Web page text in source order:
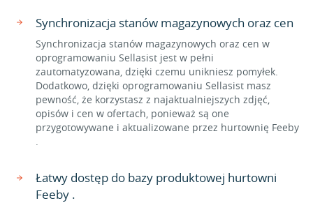
Synchronizacja stanów magazynowych oraz cen
Synchronizacja stanów magazynowych oraz cen w
oprogramowaniu Sellasist jest w pełni
zautomatyzowana, dzięki czemu unikniesz pomyłek.
Dodatkowo, dzięki oprogramowaniu Sellasist masz
pewność, że korzystasz z najaktualniejszych zdjęć,
opisów i cen w ofertach, ponieważ są one
przygotowywane i aktualizowane przez hurtownię Feeby
.
Łatwy dostęp do bazy produktowej hurtowni
Feeby .